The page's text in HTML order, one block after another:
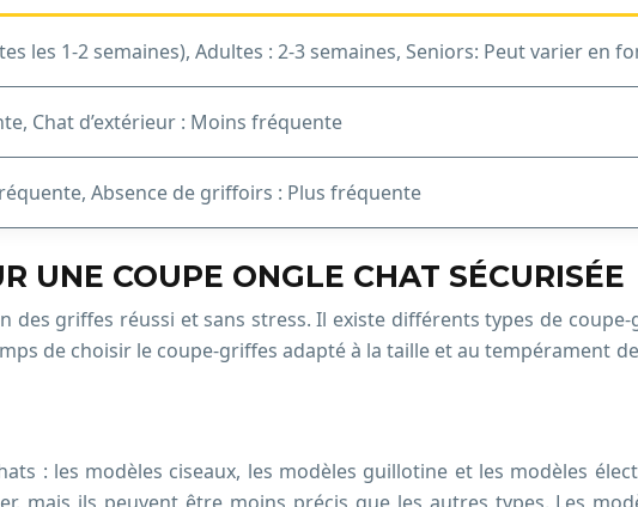
les 1-2 semaines), Adultes : 2-3 semaines, Seniors: Peut varier en
Chat d’extérieur : Moins fréquente
Absence de griffoirs : Plus fréquente
UNE COUPE ONGLE CHAT SÉCURISÉE
griffes réussi et sans stress. Il existe différents types de
de choisir le coupe-griffes adapté à la taille et au tempérament
: les modèles ciseaux, les modèles guillotine et les modèles